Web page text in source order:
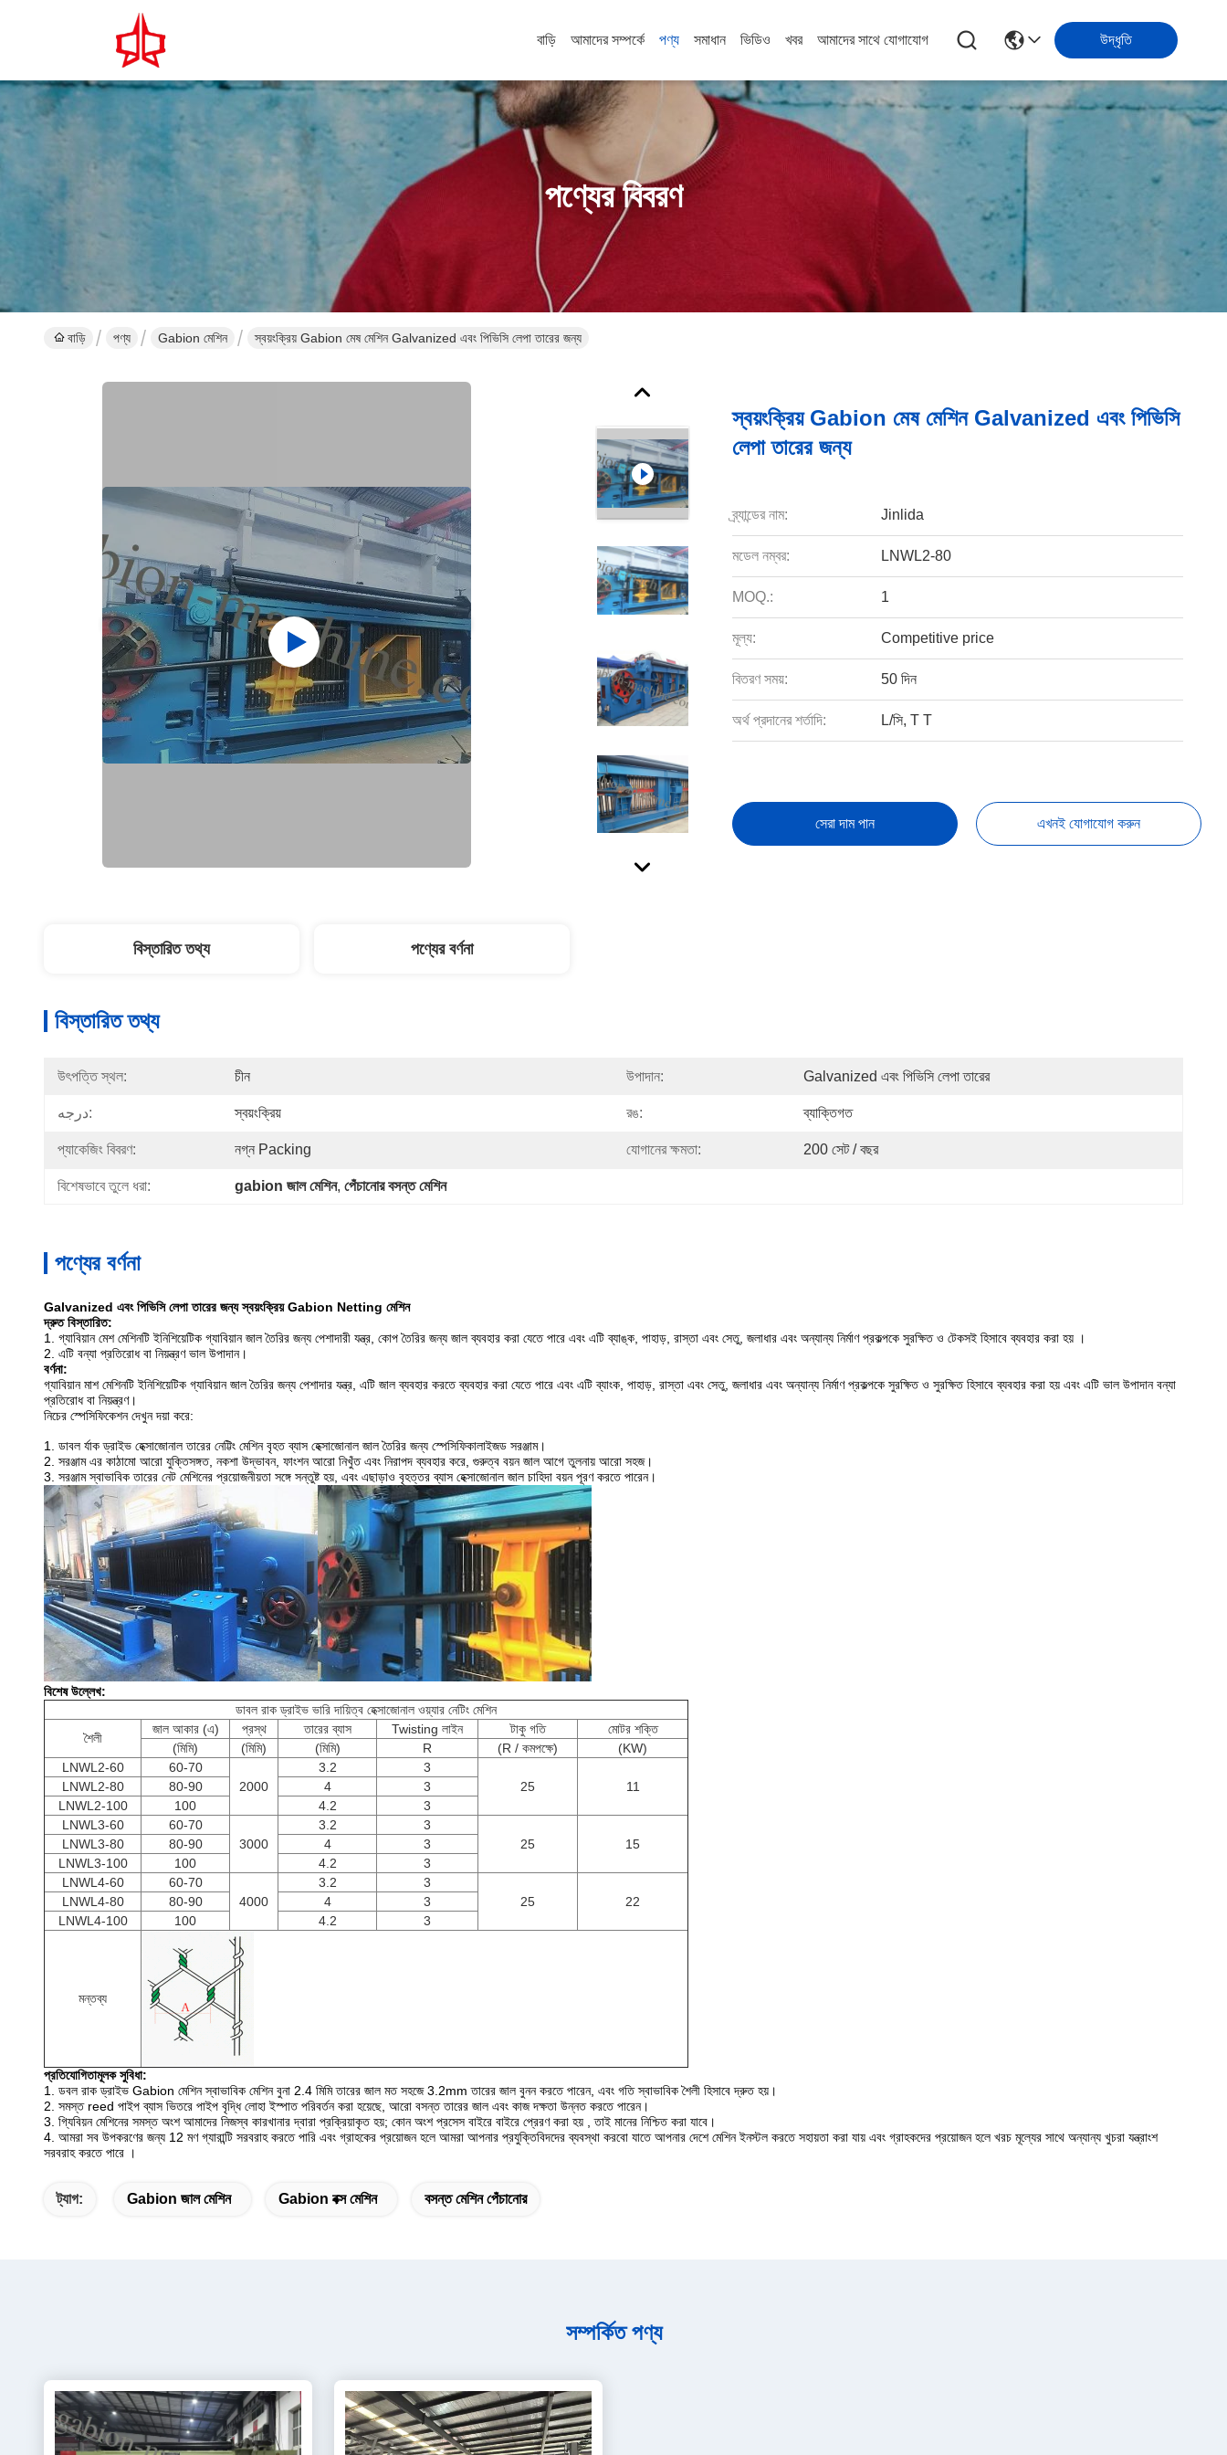
বাড়ি আমাদের সম্পর্কে পণ্য সমাধান ভিডিও খবর আমাদের সাথে যোগাযোগ উদ্ধৃতি
পণ্যের বিবরণ
বাড়ি পণ্য Gabion মেশিন স্বয়ংক্রিয় Gabion মেষ মেশিন Galvanized এবং পিভিসি লেপা তারের জন্য
স্বয়ংক্রিয় Gabion মেষ মেশিন Galvanized এবং পিভিসি
লেপা তারের জন্য
ব্র্যান্ডের নাম: Jinlida
মডেল নম্বর: LNWL2-80
MOQ.: 1
মূল্য: Competitive price
বিতরণ সময়: 50 দিন
অর্থ প্রদানের শর্তাদি: L/সি, T T
সেরা দাম পান এখনই যোগাযোগ করুন
বিস্তারিত তথ্য পণ্যের বর্ণনা
বিস্তারিত তথ্য
উৎপত্তি স্থল: চীন উপাদান: Galvanized এবং পিভিসি লেপা তারের
درجه: স্বয়ংক্রিয় রঙ: ব্যাক্তিগত
প্যাকেজিং বিবরণ: নগ্ন Packing যোগানের ক্ষমতা: 200 সেট / বছর
বিশেষভাবে তুলে ধরা: gabion জাল মেশিন, পেঁচানোর বসন্ত মেশিন
পণ্যের বর্ণনা
Galvanized এবং পিভিসি লেপা তারের জন্য স্বয়ংক্রিয় Gabion Netting মেশিন
দ্রুত বিস্তারিত:
1. গ্যাবিয়ান মেশ মেশিনটি ইনিশিয়েটিক গ্যাবিয়ান জাল তৈরির জন্য পেশাদারী যন্ত্র, কোপ তৈরির জন্য জাল ব্যবহার করা যেতে পারে এবং এটি ব্যাঙ্ক, পাহাড়, রাস্তা এবং সেতু, জলাধার এবং অন্যান্য নির্মাণ প্রকল্পকে সুরক্ষিত ও টেকসই হিসাবে ব্যবহার করা হয় ।
2. এটি বন্যা প্রতিরোধ বা নিয়ন্ত্রণ ভাল উপাদান।
বর্ণনা:
গ্যাবিয়ান মাশ মেশিনটি ইনিশিয়েটিক গ্যাবিয়ান জাল তৈরির জন্য পেশাদার যন্ত্র, এটি জাল ব্যবহার করতে ব্যবহার করা যেতে পারে এবং এটি ব্যাংক, পাহাড়, রাস্তা এবং সেতু, জলাধার এবং অন্যান্য নির্মাণ প্রকল্পকে সুরক্ষিত ও সুরক্ষিত হিসাবে ব্যবহার করা হয় এবং এটি ভাল উপাদান বন্যা
প্রতিরোধ বা নিয়ন্ত্রণ।
নিচের স্পেসিফিকেশন দেখুন দয়া করে:
1. ডাবল র্যাক ড্রাইভ হেক্সাজোনাল তারের নেট্টিং মেশিন বৃহত ব্যাস হেক্সাজোনাল জাল তৈরির জন্য স্পেসিফিকালাইজড সরঞ্জাম।
2. সরঞ্জাম এর কাঠামো আরো যুক্তিসঙ্গত, নকশা উদ্ভাবন, ফাংশন আরো নিখুঁত এবং নিরাপদ ব্যবহার করে, গুরুত্ব বয়ন জাল আগে তুলনায় আরো সহজ।
3. সরঞ্জাম স্বাভাবিক তারের নেট মেশিনের প্রয়োজনীয়তা সঙ্গে সন্তুষ্ট হয়, এবং এছাড়াও বৃহত্তর ব্যাস হেক্সাজোনাল জাল চাহিদা বয়ন পূরণ করতে পারেন।
বিশেষ উল্লেখ:
ডাবল রাক ড্রাইভ ভারি দায়িত্ব হেক্সাজোনাল ওয়্যার নেটিং মেশিন
শৈলী
জাল আকার (এ) প্রস্থ তারের ব্যাস Twisting লাইন টাকু গতি
মোটর শক্তি
(মিমি)
(মিমি) (মিমি) R (R / কমপক্ষে)
(KW)
LNWL2-60
60-70
2000
3.2
3
25
11
LNWL2-80 80-90 4
3
LNWL2-100
100 4.2
3
LNWL3-60
60-70
3000
3.2
3
25
15
LNWL3-80 80-90 4
3
LNWL3-100
100 4.2
3
LNWL4-60
60-70
4000
3.2
3
25
22
LNWL4-80 80-90 4
3
LNWL4-100
100 4.2 3
মন্তব্য
প্রতিযোগিতামূলক সুবিধা:
1. ডবল রাক ড্রাইভ Gabion মেশিনস্বাভাবিক মেশিন বুনা 2.4 মিমি তারের জাল মত সহজে 3.2mm তারের জাল বুনন করতে পারেন, এবং গতি স্বাভাবিক শৈলী হিসাবে দ্রুত হয়।
2. সমস্ত reed পাইপ ব্যাস ভিতরে পাইপ বৃদ্ধি লোহা ইস্পাত পরিবর্তন করা হয়েছে, আরো বসন্ত তারের জাল এবং কাজ দক্ষতা উন্নত করতে পারেন।
3. গ্যিবিয়ন মেশিনের সমস্ত অংশ আমাদের নিজস্ব কারখানার দ্বারা প্রক্রিয়াকৃত হয়; কোন অংশ প্রসেস বাইরে বাইরে প্রেরণ করা হয় , তাই মানের নিশ্চিত করা যাবে।
4. আমরা সব উপকরণের জন্য 12 মণ গ্যারান্টি সরবরাহ করতে পারি এবং গ্রাহকের প্রয়োজন হলে আমরা আপনার প্রযুক্তিবিদদের ব্যবস্থা করবো যাতে আপনার দেশে মেশিন ইনস্টল করতে সহায়তা করা যায় এবং গ্রাহকদের প্রয়োজন হলে খরচ মূল্যের সাথে অন্যান্য খুচরা যন্ত্রাংশ
সরবরাহ করতে পারে ।
ট্যাগ: Gabion জাল মেশিন Gabion বক্স মেশিন বসন্ত মেশিন পেঁচানোর
সম্পর্কিত পণ্য